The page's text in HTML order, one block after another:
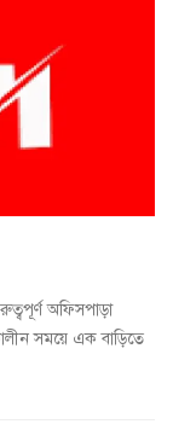
অফিসপাড়া
সময়ে এক বাড়িতে